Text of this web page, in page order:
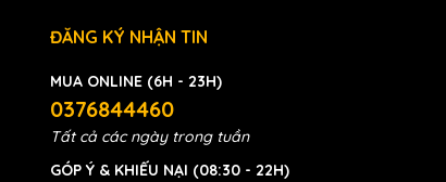
ĐĂNG KÝ NHẬN TIN
MUA ONLINE (6H - 23H)
0376844460
Tất cả các ngày trong tuần
GÓP Ý & KHIẾU NẠI (08:30 - 22H)